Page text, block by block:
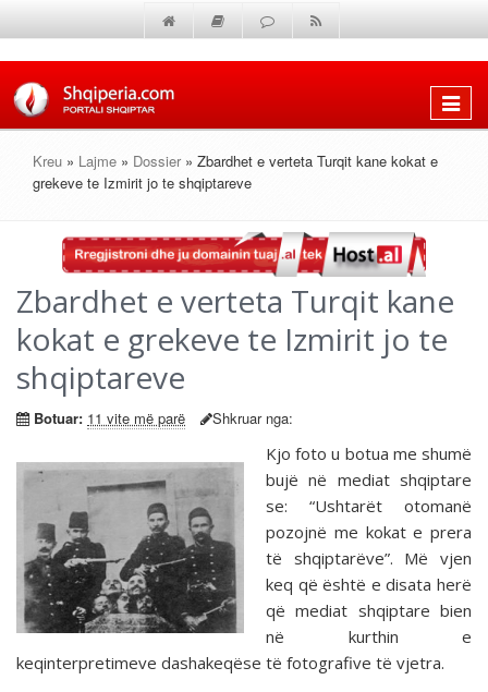
Shfaq
Kreu » Lajme » Dossier » Zbardhet e verteta Turqit kane kokat e
grekeve te Izmirit jo te shqiptareve
Zbardhet e verteta Turqit kane
kokat e grekeve te Izmirit jo te
shqiptareve
Botuar: 11 vite më parë Shkruar nga:
Kjo foto u botua me shumë
bujë në mediat shqiptare
se: “Ushtarët otomanë
pozojnë me kokat e prera
të shqiptarëve”. Më vjen
keq që është e disata herë
që mediat shqiptare bien
në kurthin e
keqinterpretimeve dashakeqëse të fotografive të vjetra.